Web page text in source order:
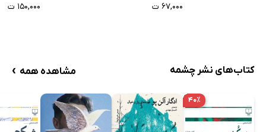
۶۷,۰۰۰ ت
۱۵۰,۰۰۰ ت
کتاب‌های نشر چشمه مشاهده همه ›
۴۰٪